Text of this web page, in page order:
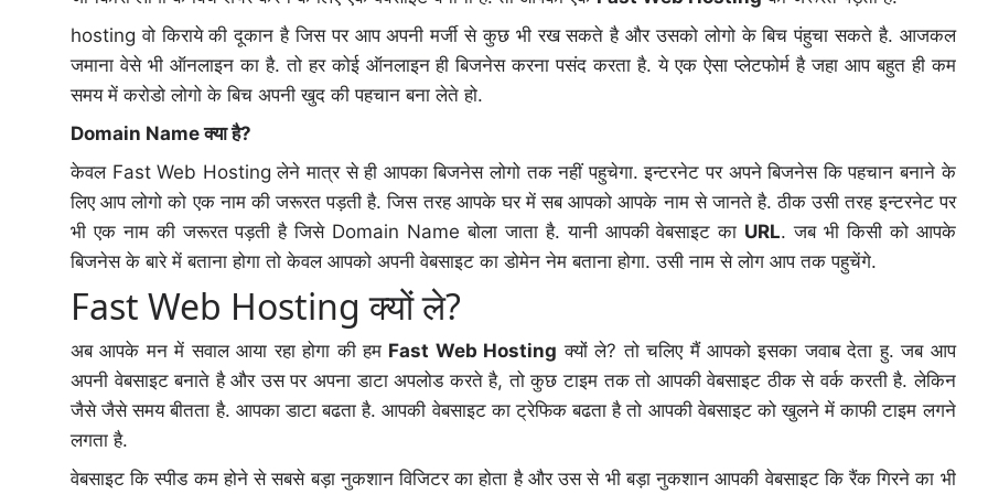
hosting वो किराये की दूकान है जिस पर आप अपनी मर्जी से कुछ भी रख सकते है और उसको लोगो के बिच पंहुचा सकते है. आजकल
जमाना वेसे भी ऑनलाइन का है. तो हर कोई ऑनलाइन ही बिजनेस करना पसंद करता है. ये एक ऐसा प्लेटफोर्म है जहा आप बहुत ही कम
समय में करोडो लोगो के बिच अपनी खुद की पहचान बना लेते हो.
Domain Name क्या है?
केवल Fast Web Hosting लेने मात्र से ही आपका बिजनेस लोगो तक नहीं पहुचेगा. इन्टरनेट पर अपने बिजनेस कि पहचान बनाने के
लिए आप लोगो को एक नाम की जरूरत पड़ती है. जिस तरह आपके घर में सब आपको आपके नाम से जानते है. ठीक उसी तरह इन्टरनेट पर
भी एक नाम की जरूरत पड़ती है जिसे Domain Name बोला जाता है. यानी आपकी वेबसाइट का URL. जब भी किसी को आपके
बिजनेस के बारे में बताना होगा तो केवल आपको अपनी वेबसाइट का डोमेन नेम बताना होगा. उसी नाम से लोग आप तक पहुचेंगे.
Fast Web Hosting क्यों ले?
अब आपके मन में सवाल आया रहा होगा की हम Fast Web Hosting क्यों ले? तो चलिए मैं आपको इसका जवाब देता हु. जब आप
अपनी वेबसाइट बनाते है और उस पर अपना डाटा अपलोड करते है, तो कुछ टाइम तक तो आपकी वेबसाइट ठीक से वर्क करती है. लेकिन
जैसे जैसे समय बीतता है. आपका डाटा बढता है. आपकी वेबसाइट का ट्रेफिक बढता है तो आपकी वेबसाइट को खुलने में काफी टाइम लगने
लगता है.
वेबसाइट कि स्पीड कम होने से सबसे बड़ा नुकशान विजिटर का होता है और उस से भी बड़ा नुकशान आपकी वेबसाइट कि रैंक गिरने का भी